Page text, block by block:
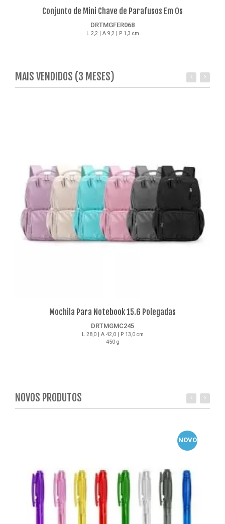
Conjunto de Mini Chave de Parafusos Em Os
DRTMGFER068
L 2,2 | A 9,2 | P 1,3 cm
MAIS VENDIDOS (3 MESES)
Mochila Para Notebook 15.6 Polegadas
DRTMGMC245
L 28,0 | A 42,0 | P 13,0 cm
450 g
NOVOS PRODUTOS
NOVO